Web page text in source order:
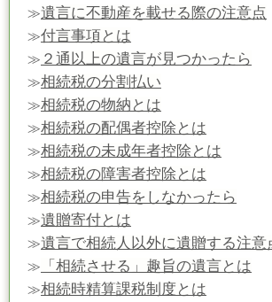
≫遺言に不動産を載せる際の注意点
≫付言事項とは
≫ ２通以上の遺言が見つかったら
≫相続税の分割払い
≫相続税の物納とは
≫相続税の配偶者控除とは
≫相続税の未成年者控除とは
≫相続税の障害者控除とは
≫相続税の申告をしなかったら
≫遺贈寄付とは
≫遺言で相続人以外に遺贈する注意
≫ 「相続させる」趣旨の遺言とは
≫相続時精算課税制度とは